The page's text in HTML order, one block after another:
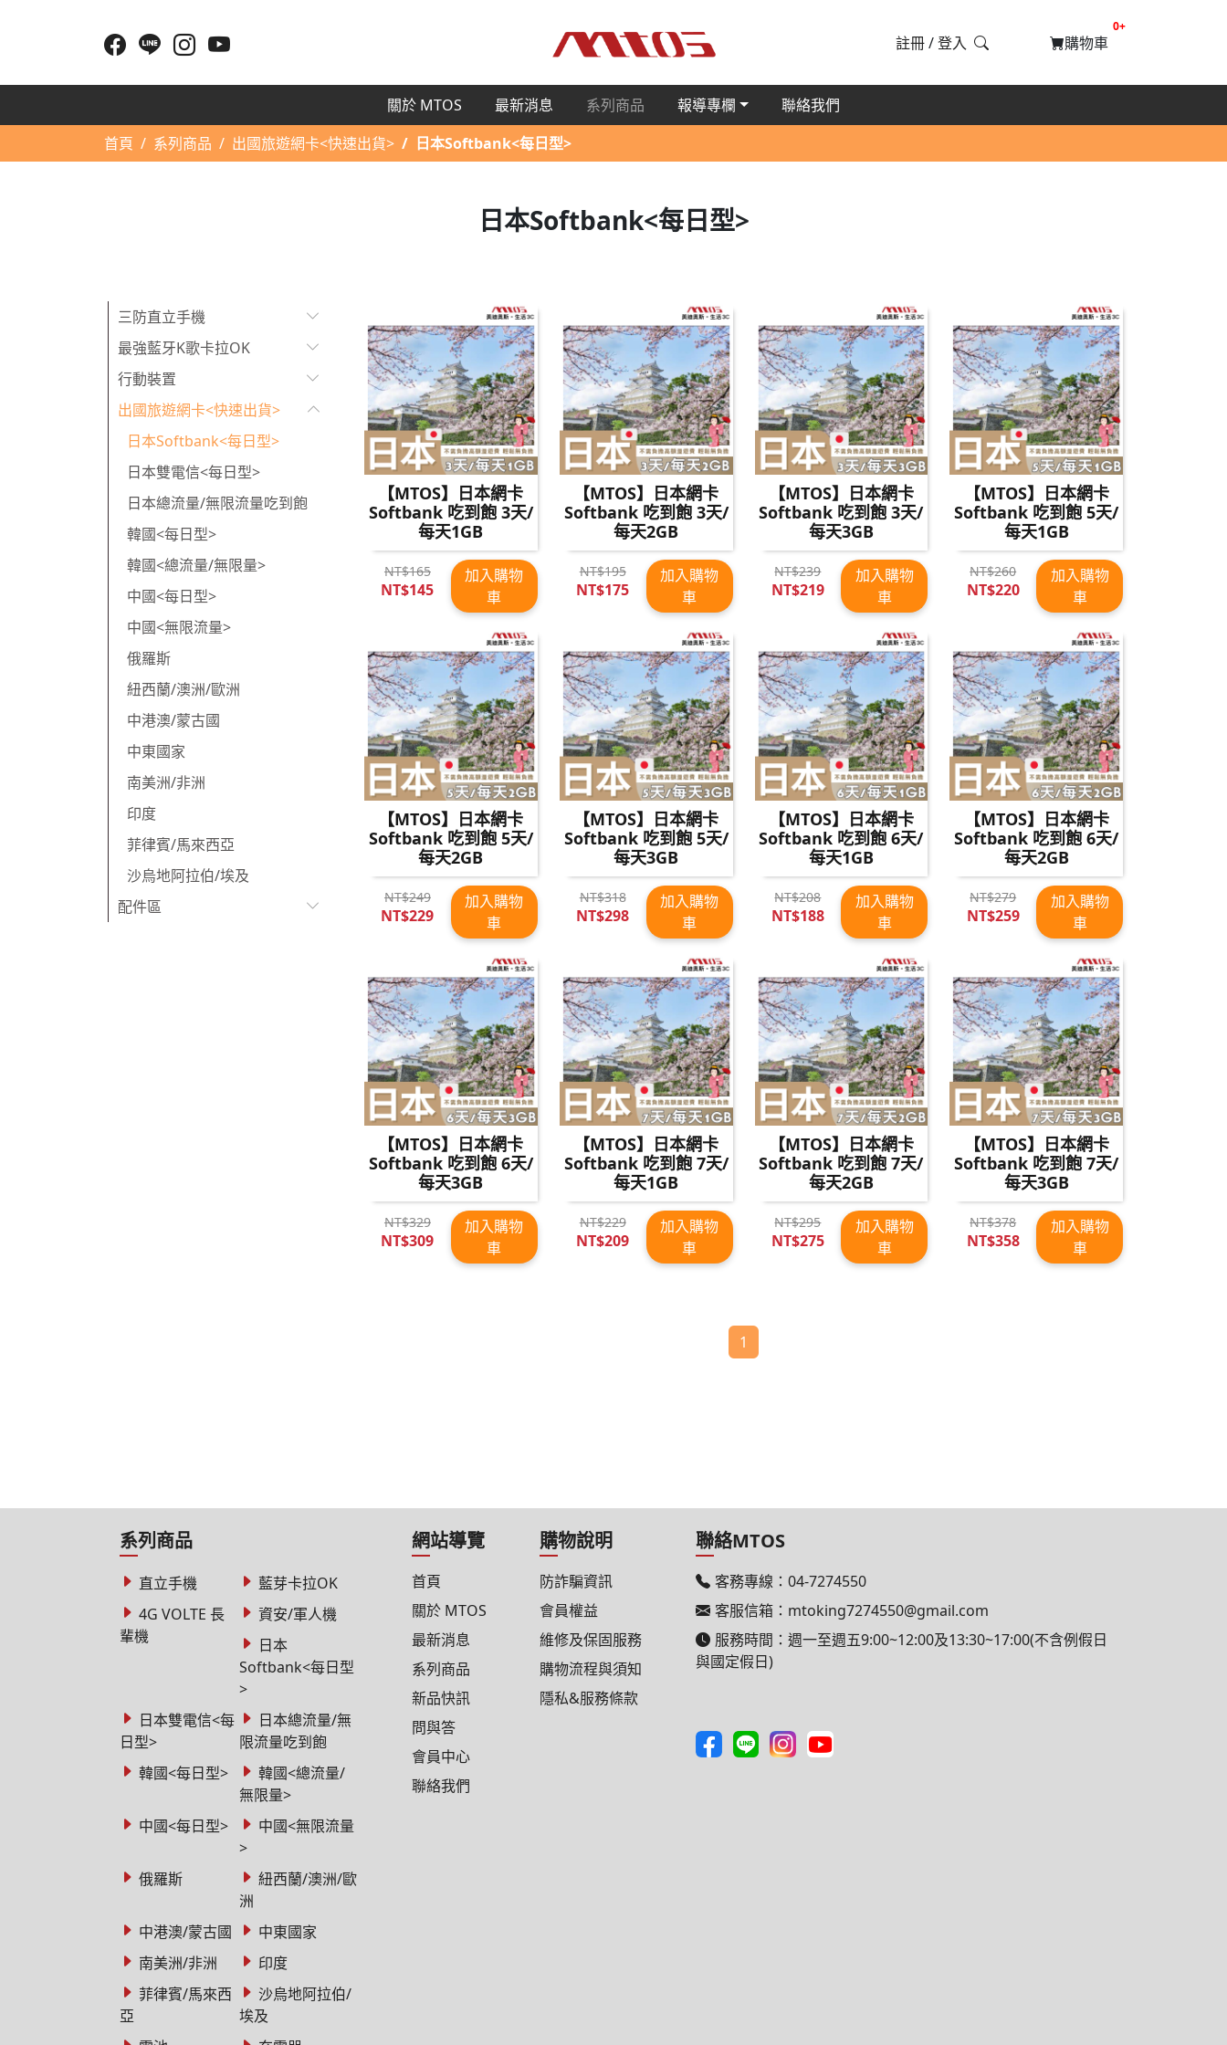
註冊/登入 購物車
0+提醒購物車數量
關於 MTOS 最新消息 系列商品 報導專欄
聯絡我們
首頁
系列商品 出國旅遊網卡<快速出貨> 日本Softbank<每日型>
日本Softbank<每日型>
三防直立手機
最強藍牙K歌卡拉OK
行動裝置
出國旅遊網卡<快速出貨>
日本Softbank<每日型>
日本雙電信<每日型>
日本總流量/無限流量吃到飽
韓國<每日型>
韓國<總流量/無限量>
中國<每日型>
中國<無限流量>
俄羅斯
紐西蘭/澳洲/歐洲
中港澳/蒙古國
中東國家
南美洲/非洲
印度
菲律賓/馬來西亞
沙烏地阿拉伯/埃及
配件區
【MTOS】日本網卡
Softbank 吃到飽 3天/
每天1GB
NT$165
NT$145
加入購物
車
【MTOS】日本網卡
Softbank 吃到飽 3天/
每天2GB
NT$195
NT$175
加入購物
車
【MTOS】日本網卡
Softbank 吃到飽 3天/
每天3GB
NT$239
NT$219
加入購物
車
【MTOS】日本網卡
Softbank 吃到飽 5天/
每天1GB
NT$260
NT$220
加入購物
車
【MTOS】日本網卡
Softbank 吃到飽 5天/
每天2GB
NT$249
NT$229
加入購物
車
【MTOS】日本網卡
Softbank 吃到飽 5天/
每天3GB
NT$318
NT$298
加入購物
車
【MTOS】日本網卡
Softbank 吃到飽 6天/
每天1GB
NT$208
NT$188
加入購物
車
【MTOS】日本網卡
Softbank 吃到飽 6天/
每天2GB
NT$279
NT$259
加入購物
車
【MTOS】日本網卡
Softbank 吃到飽 6天/
每天3GB
NT$329
NT$309
加入購物
車
【MTOS】日本網卡
Softbank 吃到飽 7天/
每天1GB
NT$229
NT$209
加入購物
車
【MTOS】日本網卡
Softbank 吃到飽 7天/
每天2GB
NT$295
NT$275
加入購物
車
【MTOS】日本網卡
Softbank 吃到飽 7天/
每天3GB
NT$378
NT$358
加入購物
車
1
系列商品
直立手機
藍芽卡拉OK
4G VOLTE 長
輩機
資安/軍人機
日本
Softbank<每日型
>
日本雙電信<每
日型>
日本總流量/無
限流量吃到飽
韓國<每日型>
韓國<總流量/
無限量>
中國<每日型>
中國<無限流量
>
俄羅斯
紐西蘭/澳洲/歐
洲
中港澳/蒙古國
中東國家
南美洲/非洲
印度
菲律賓/馬來西
亞
沙烏地阿拉伯/
埃及
網站導覽
首頁
關於 MTOS
最新消息
系列商品
新品快訊
問與答
會員中心
聯絡我們
購物說明
防詐騙資訊
會員權益
維修及保固服務
購物流程與須知
隱私&服務條款
聯絡MTOS
客務專線： 04-7274550
客服信箱： mtoking7274550@gmail.com
服務時間：週一至週五9:00~12:00及13:30~17:00(不含例假日
與國定假日)